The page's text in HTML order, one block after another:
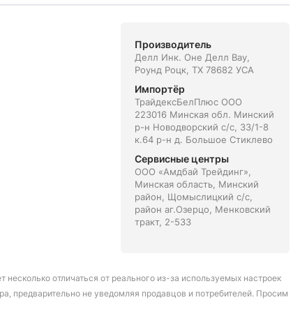
Производитель
Делл Инк. Оне Делл Вау,
Роунд Роцк, ТX 78682 УСА
Импортёр
ТрайдексБелПлюс ООО
223016 Минская обл. Минский
р-н Новодворский с/с, 33/1-8
к.64 р-н д. Большое Стиклево
Сервисные центры
ООО «Амдбай Трейдинг»,
Минская область, Минский
район, Щомыслицкий с/с,
район аг.Озерцо, Менковский
тракт, 2-533
отличаться от реального из-за используемых настроек
предварительно не уведомляя продавцов и потребителей. Просим